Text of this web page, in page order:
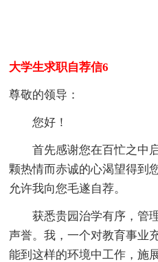
大学生求职自荐信6
尊敬的领导：
您好！
首先感谢您在百忙之中启
颗热情而赤诚的心渴望得到
允许我向您毛遂自荐。
获悉贵园治学有序，管理
声誉。我，一个对教育事业
能到这样的环境中工作，施